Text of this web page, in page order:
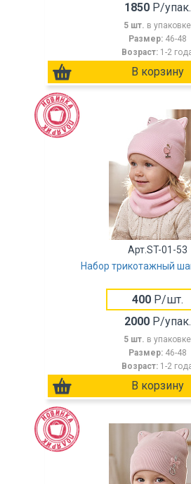
1850Р/упак.
5 шт. в упаковке
Размер: 46-48
Возраст: 1-2
Арт.ST-01-53
Набор трикотажный
400Р/шт.
2000Р/упак.
5 шт. в упаковке
Размер: 46-48
Возраст: 1-2